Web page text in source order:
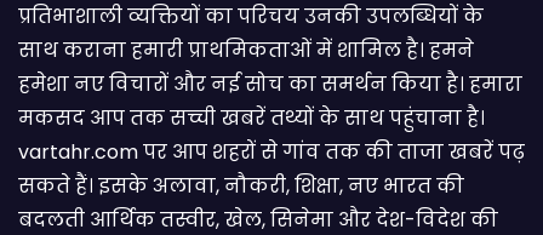
प्रतिभाशाली व्यक्तियों का परिचय उनकी उपलब्धियों के
साथ कराना हमारी प्राथमिकताओं में शामिल है। हमने
हमेशा नए विचारों और नई सोच का समर्थन किया है। हमारा
मकसद आप तक सच्ची खबरें तथ्यों के साथ पहुंचाना है।
vartahr.com पर आप शहरों से गांव तक की ताजा खबरें पढ़
सकते हैं। इसके अलावा, नौकरी, शिक्षा, नए भारत की
बदलती आर्थिक तस्वीर, खेल, सिनेमा और देश-विदेश की